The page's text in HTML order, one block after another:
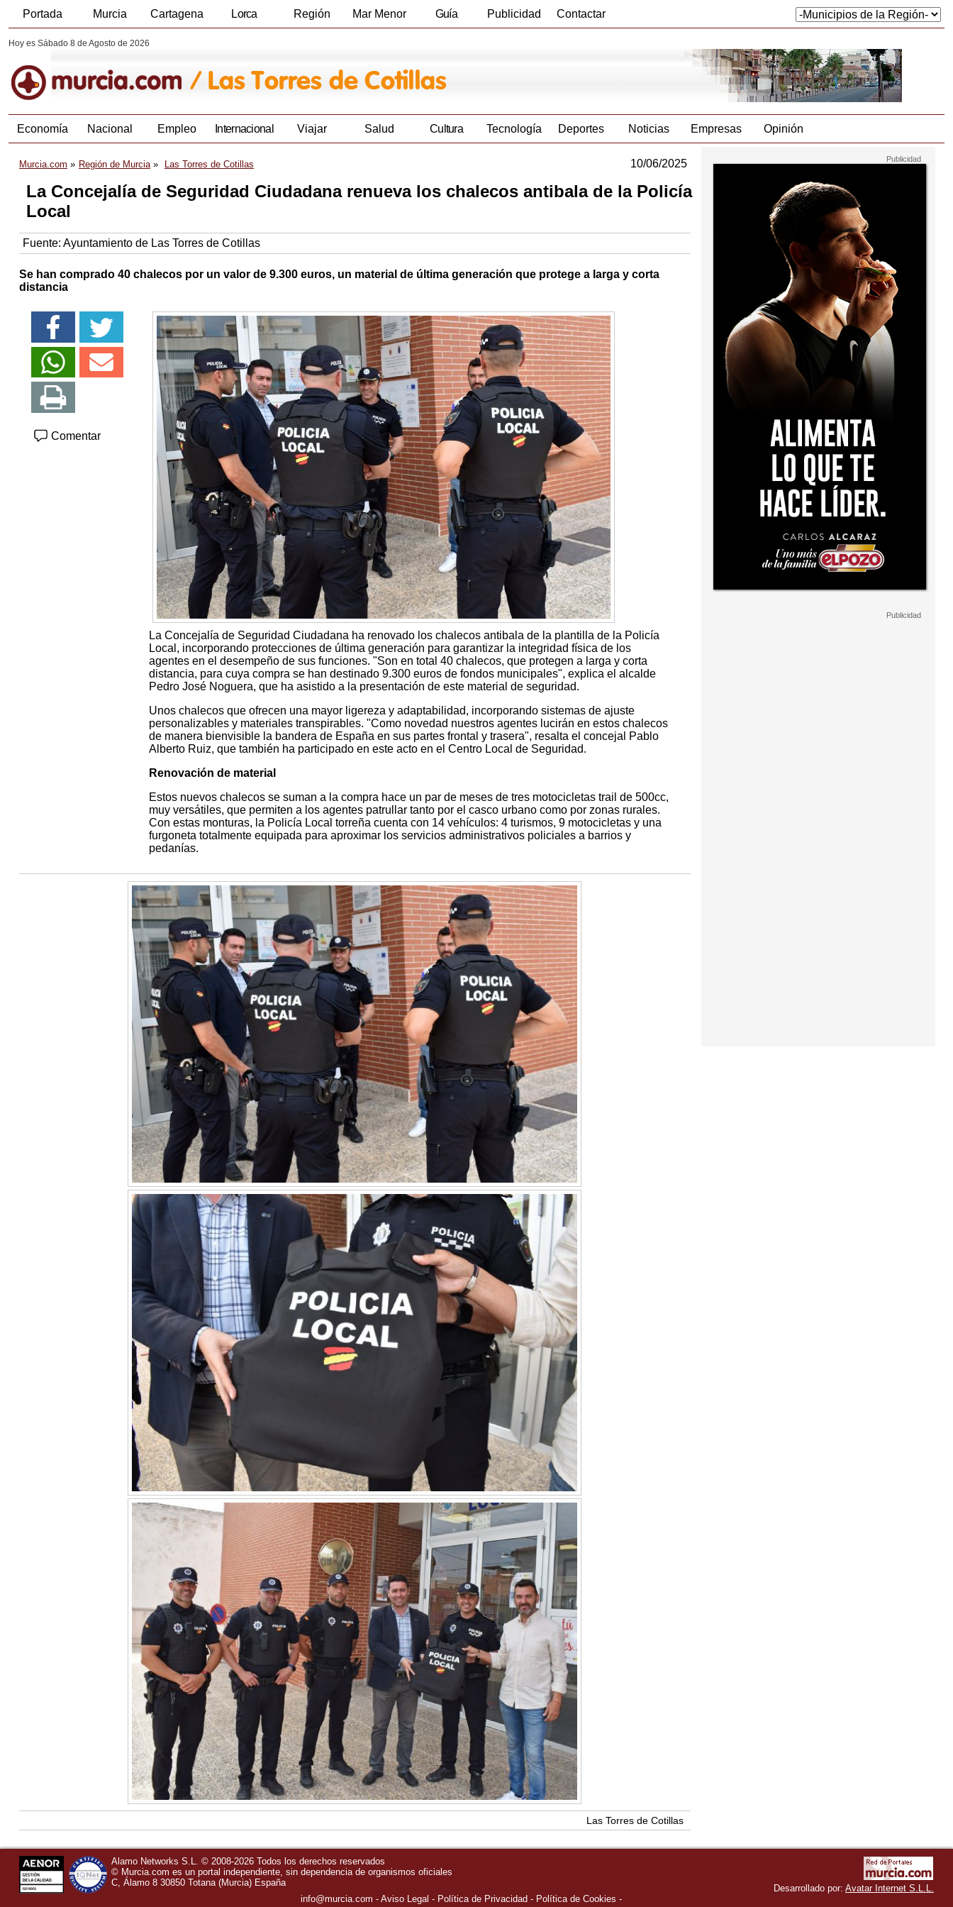
Portada Murcia Cartagena Lorca Región Mar Menor Guía Publicidad Contactar
Hoy es Sábado 8 de Agosto de 2026
Economía Nacional Empleo Internacional Viajar Salud Cultura Tecnología Deportes Noticias Empresas Opinión
Murcia.com Región de Murcia Las Torres de Cotillas 10/06/2025
La Concejalía de Seguridad Ciudadana renueva los chalecos antibala de la Policía
Local
Fuente: Ayuntamiento de Las Torres de Cotillas
Se han comprado 40 chalecos por un valor de 9.300 euros, un material de última generación que protege a larga y corta
distancia
Comentar
La Concejalía de Seguridad Ciudadana ha renovado los chalecos antibala de la plantilla de la Policía
Local, incorporando protecciones de última generación para garantizar la integridad física de los
agentes en el desempeño de sus funciones. "Son en total 40 chalecos, que protegen a larga y corta
distancia, para cuya compra se han destinado 9.300 euros de fondos municipales", explica el alcalde
Pedro José Noguera, que ha asistido a la presentación de este material de seguridad.
Unos chalecos que ofrecen una mayor ligereza y adaptabilidad, incorporando sistemas de ajuste
personalizables y materiales transpirables. "Como novedad nuestros agentes lucirán en estos chalecos
de manera bienvisible la bandera de España en sus partes frontal y trasera", resalta el concejal Pablo
Alberto Ruiz, que también ha participado en este acto en el Centro Local de Seguridad.
Renovación de material
Estos nuevos chalecos se suman a la compra hace un par de meses de tres motocicletas trail de 500cc,
muy versátiles, que permiten a los agentes patrullar tanto por el casco urbano como por zonas rurales.
Con estas monturas, la Policía Local torreña cuenta con 14 vehículos: 4 turismos, 9 motocicletas y una
furgoneta totalmente equipada para aproximar los servicios administrativos policiales a barrios y
pedanías.
Las Torres de Cotillas
Alamo Networks S.L. © 2008-2026 Todos los derechos reservados
© Murcia.com es un portal independiente, sin dependencia de organismos oficiales
C, Álamo 8 30850 Totana (Murcia) España
info@murcia.com
Aviso Legal Política de Privacidad - Política de Cookies
Desarrollado por: Avatar Internet S.L.L.